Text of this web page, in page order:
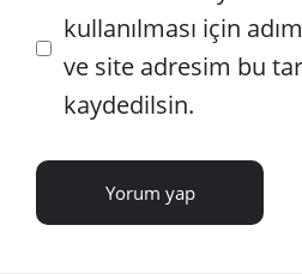
sitesi
kullanılması için
ve site adresim bu
kaydedilsin.